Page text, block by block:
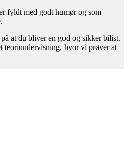
fyldt med godt humør og som
at du bliver en god og sikker bilist.
teoriundervisning, hvor vi prøver at